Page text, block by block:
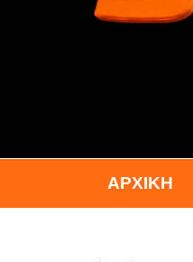
ΑΡΧΙΚΉ